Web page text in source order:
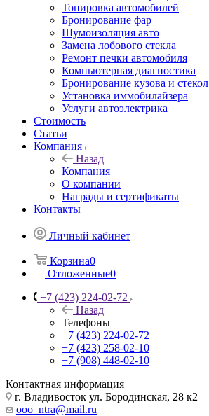
Тонировка автомобилей
Бронирование фар
Шумоизоляция авто
Замена лобового стекла
Ремонт печки автомобиля
Компьютерная диагностика
Бронирование кузова и стекол
Установка иммобилайзера
Услуги автоэлектрика
Стоимость
Статьи
Компания
Назад
Компания
О компании
Награды и сертификаты
Контакты
Личный кабинет
Корзина0
Отложенные0
+7 (423) 224-02-72
Назад
Телефоны
+7 (423) 224-02-72
+7 (423) 258-02-10
+7 (908) 448-02-10
Контактная информация
г. Владивосток ул. Бородинская, 28 к2
ooo_ntra@mail.ru